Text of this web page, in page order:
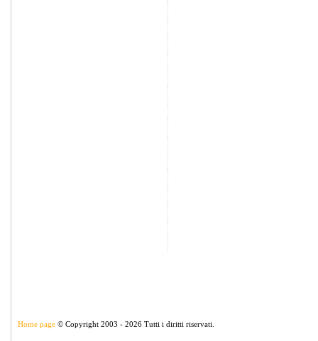
Home page © Copyright 2003 - 2026 Tutti i diritti riservati.